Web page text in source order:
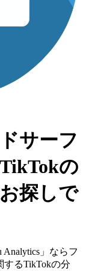
サーフ
の
探しで
」ならフ
するTikTokの分